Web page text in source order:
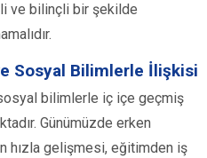
ve bilinçli bir şekilde
Sosyal Bilimlerle İlişkisi
bilimlerle iç içe geçmiş
Günümüzde erken
hızla gelişmesi, eğitimden iş